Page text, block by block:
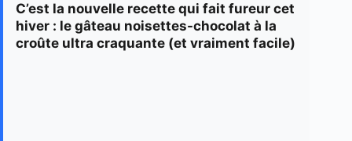
C’est la nouvelle recette qui fait fureur cet
hiver : le gâteau noisettes-chocolat à la
croûte ultra craquante (et vraiment facile)